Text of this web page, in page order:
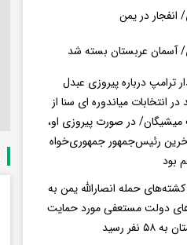
انفجار در یمن
آسمان عربستان بسته شد
ترامپ درباره پیروزی عبدل
در انتخابات میاندوره ای سنا از
میشیگان/ در صورت پیروزی او،
رئیس‌جمهور جمهوری‌‍‌خواه
بود
حمله انصارالله یمن به
دولت مستعفی مورد حمایت
۵۸ نفر رسید